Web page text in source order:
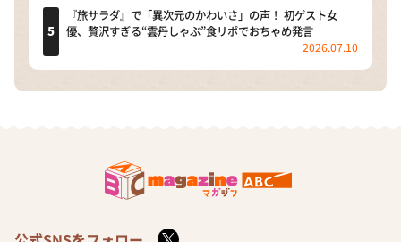
『旅サラダ』で「異次元のかわいさ」の声！ 初ゲスト女
優、贅沢すぎる“雲丹しゃぶ”食リポでおちゃめ発言
2026.07.10